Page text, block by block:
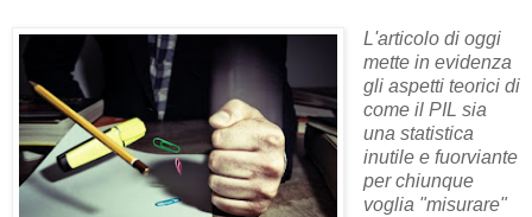
L'articolo di oggi
mette in evidenza
gli aspetti teorici di
come il PIL sia
una statistica
inutile e fuorviante
per chiunque
voglia "misurare"